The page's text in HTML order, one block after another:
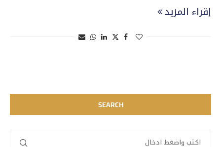
إقراء المزيد
SEARCH